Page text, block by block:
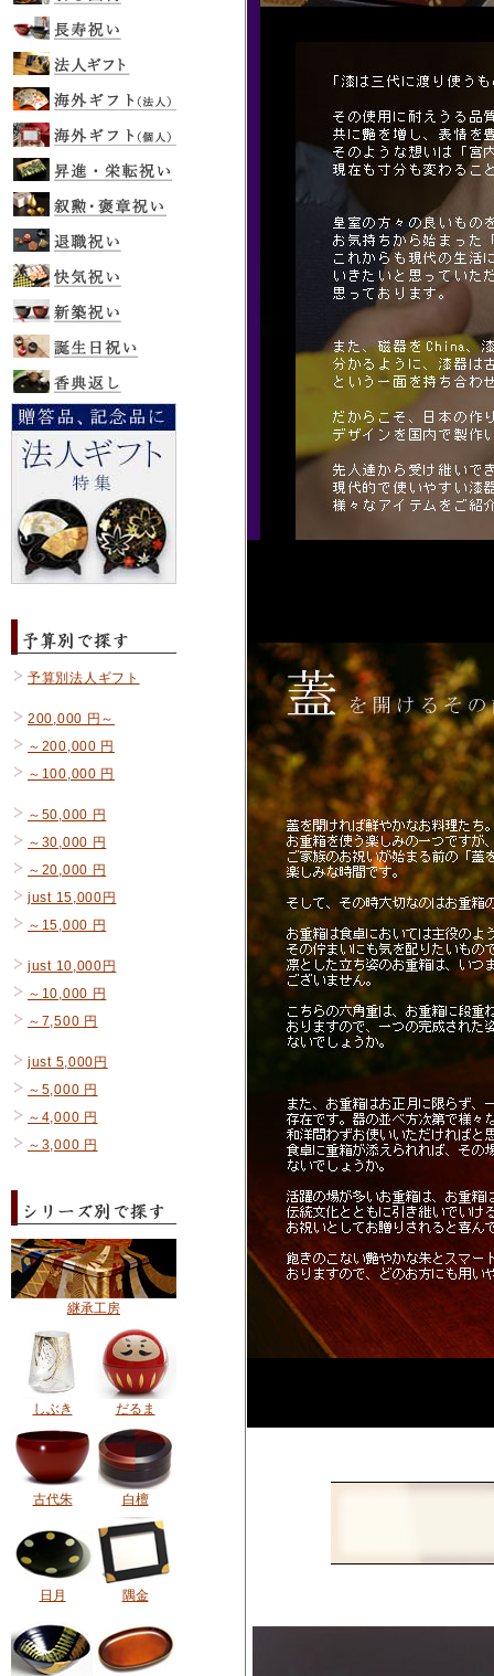
予算別法人ギフト
200,000 円～
～200,000 円
～100,000 円
～50,000 円
～30,000 円
～20,000 円
just 15,000円
～15,000 円
just 10,000円
～10,000 円
～7,500 円
just 5,000円
～5,000 円
～4,000 円
～3,000 円
継承工房
しぶき だるま
古代朱 白檀
日月 隅金